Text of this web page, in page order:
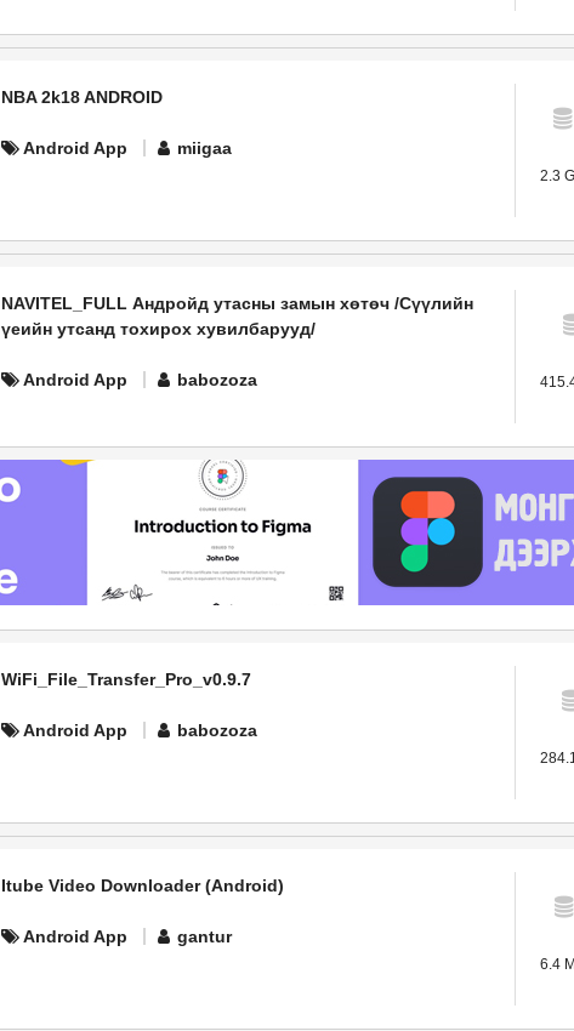
NBA 2k18 ANDROID
Android App miigaa
2.3
NAVITEL_FULL Андройд утасны замын хөтөч /Сүүлийн
үеийн утсанд тохирох хувилбарууд/
Android App babozoza
WiFi_File_Transfer_Pro_v0.9.7
Android App babozoza
Itube Video Downloader (Android)
Android App gantur
6.4